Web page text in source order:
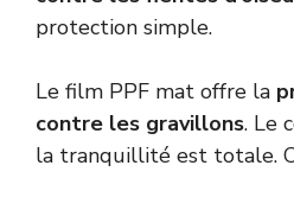
protection simple.
Le film PPF mat offre la
contre les gravillons. Le
la tranquillité est totale.